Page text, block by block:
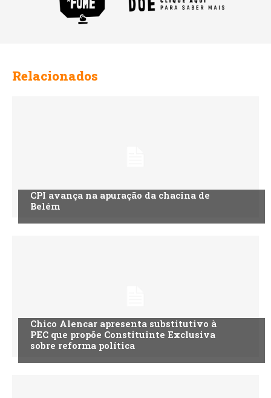
Relacionados
CPI avança na apuração da chacina de
Belém
Chico Alencar apresenta substitutivo à
PEC que propõe Constituinte Exclusiva
sobre reforma política